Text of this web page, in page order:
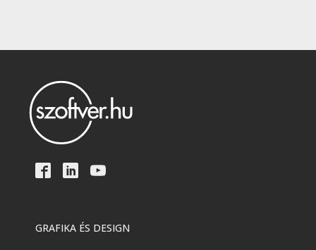
GRAFIKA ÉS DESIGN